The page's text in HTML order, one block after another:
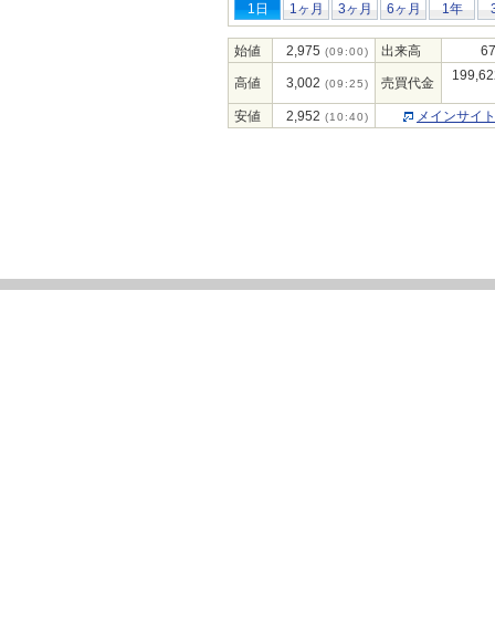
1日 1ヶ月 3ヶ月 6ヶ月 1年
始値 2,975 (09:00) 出来高
高値 3,002 (09:25) 売買代金
安値 2,952 (10:40) メインサイ